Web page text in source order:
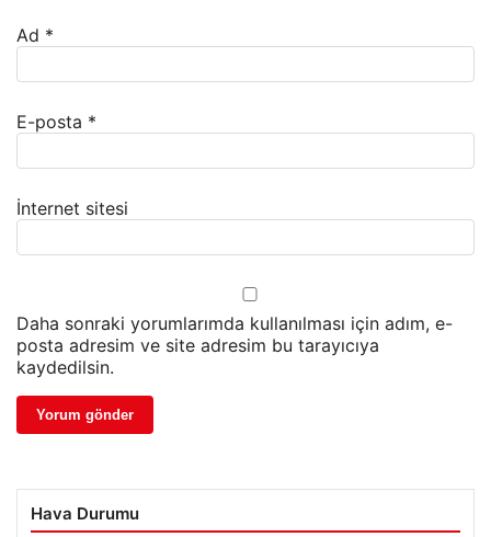
Ad *
E-posta *
İnternet sitesi
Daha sonraki yorumlarımda kullanılması için adım, e-
posta adresim ve site adresim bu tarayıcıya
kaydedilsin.
Hava Durumu